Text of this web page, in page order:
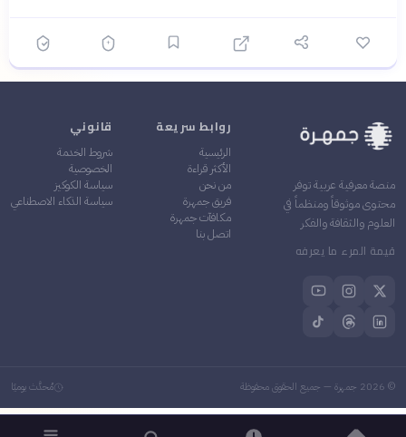
منصة معرفية عربية توفر
محتوى موثوقاً ومنظماً في
العلوم والثقافة والفكر
قيمة المرء ما يعرفه
روابط سريعة
الرئيسية
الأكثر قراءة
من نحن
فريق جمهرة
مكافآت جمهرة
اتصل بنا
قانوني
شروط الخدمة
الخصوصية
سياسة الكوكيز
سياسة الذكاء الاصطناعي
©
2026 جمهرة — جميع الحقوق محفوظة مُحدَّث يوميًا